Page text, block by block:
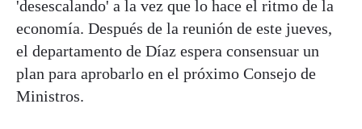
'desescalando' a la vez que lo hace el ritmo de la
economía. Después de la reunión de este jueves,
el departamento de Díaz espera consensuar un
plan para aprobarlo en el próximo Consejo de
Ministros.